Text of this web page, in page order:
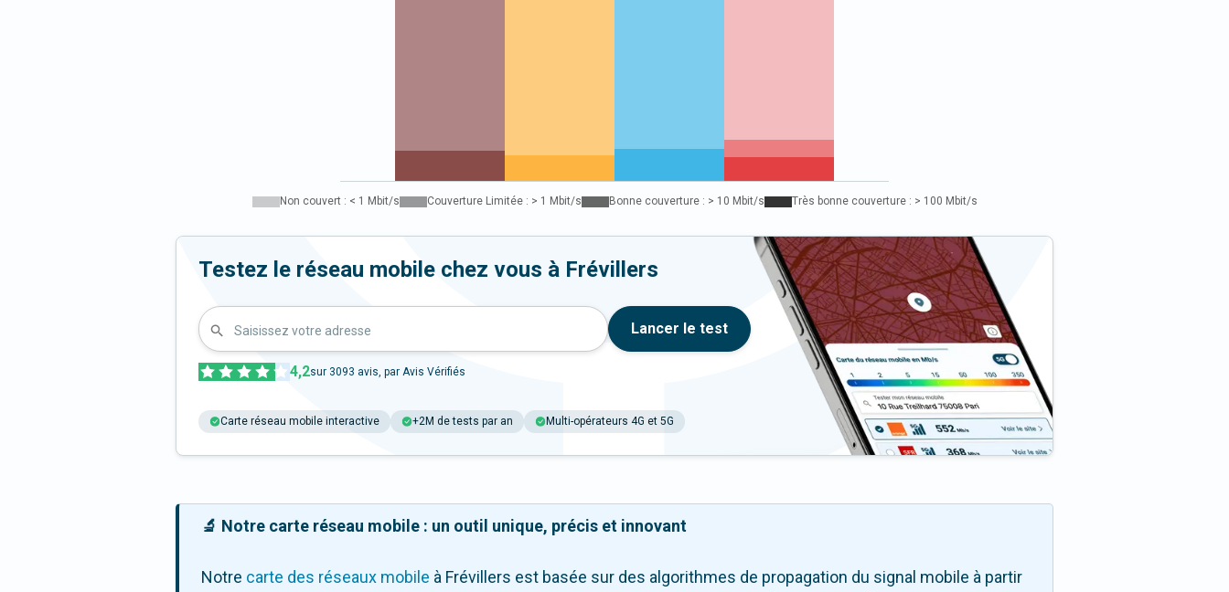
Non couvert : < 1 Mbit/s Couverture Limitée : > 1 Mbit/s Bonne couverture : > 10 Mbit/s Très bonne couverture : > 100 Mbit/s
Testez le réseau mobile chez vous à Frévillers
Saisissez votre adresse Lancer le test
4,2sur 3093 avis, par Avis Vérifiés
Carte réseau mobile interactive +2M de tests par an Multi-opérateurs 4G et 5G
🔬 Notre carte réseau mobile : un outil unique, précis et innovant
Notre carte des réseaux mobile à Frévillers est basée sur des algorithmes de propagation du signal mobile à partir